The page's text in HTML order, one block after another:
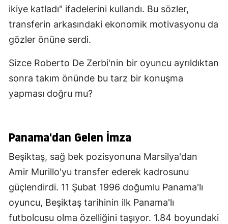
ikiye katladı" ifadelerini kullandı. Bu sözler,
transferin arkasındaki ekonomik motivasyonu da
gözler önüne serdi.
Sizce Roberto De Zerbi'nin bir oyuncu ayrıldıktan
sonra takım önünde bu tarz bir konuşma
yapması doğru mu?
Panama'dan Gelen İmza
Beşiktaş, sağ bek pozisyonuna Marsilya'dan
Amir Murillo'yu transfer ederek kadrosunu
güçlendirdi. 11 Şubat 1996 doğumlu Panama'lı
oyuncu, Beşiktaş tarihinin ilk Panama'lı
futbolcusu olma özelliğini taşıyor. 1.84 boyundaki